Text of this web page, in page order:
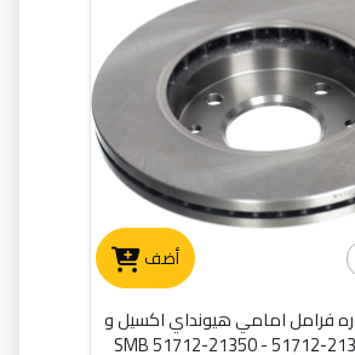
أضف
طنبوره فرامل امامي هيونداي اكسيل و